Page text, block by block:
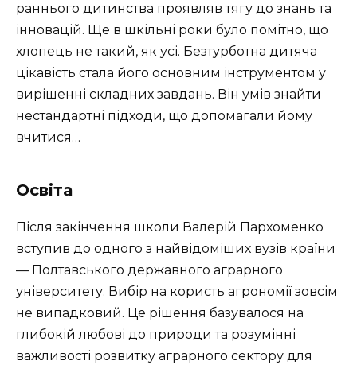
раннього дитинства проявляв тягу до знань та
інновацій. Ще в шкільні роки було помітно, що
хлопець не такий, як усі. Безтурботна дитяча
цікавість стала його основним інструментом у
вирішенні складних завдань. Він умів знайти
нестандартні підходи, що допомагали йому
вчитися…
Освіта
Після закінчення школи Валерій Пархоменко
вступив до одного з найвідоміших вузів країни
— Полтавського державного аграрного
університету. Вибір на користь агрономії зовсім
не випадковий. Це рішення базувалося на
глибокій любові до природи та розумінні
важливості розвитку аграрного сектору для